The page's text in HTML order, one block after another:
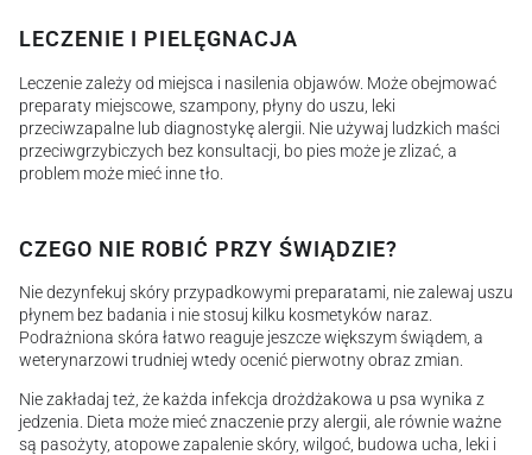
LECZENIE I PIELĘGNACJA
Leczenie zależy od miejsca i nasilenia objawów. Może obejmować
preparaty miejscowe, szampony, płyny do uszu, leki
przeciwzapalne lub diagnostykę alergii. Nie używaj ludzkich maści
przeciwgrzybiczych bez konsultacji, bo pies może je zlizać, a
problem może mieć inne tło.
CZEGO NIE ROBIĆ PRZY ŚWIĄDZIE?
Nie dezynfekuj skóry przypadkowymi preparatami, nie zalewaj uszu
płynem bez badania i nie stosuj kilku kosmetyków naraz.
Podrażniona skóra łatwo reaguje jeszcze większym świądem, a
weterynarzowi trudniej wtedy ocenić pierwotny obraz zmian.
Nie zakładaj też, że każda infekcja drożdżakowa u psa wynika z
jedzenia. Dieta może mieć znaczenie przy alergii, ale równie ważne
są pasożyty, atopowe zapalenie skóry, wilgoć, budowa ucha, leki i